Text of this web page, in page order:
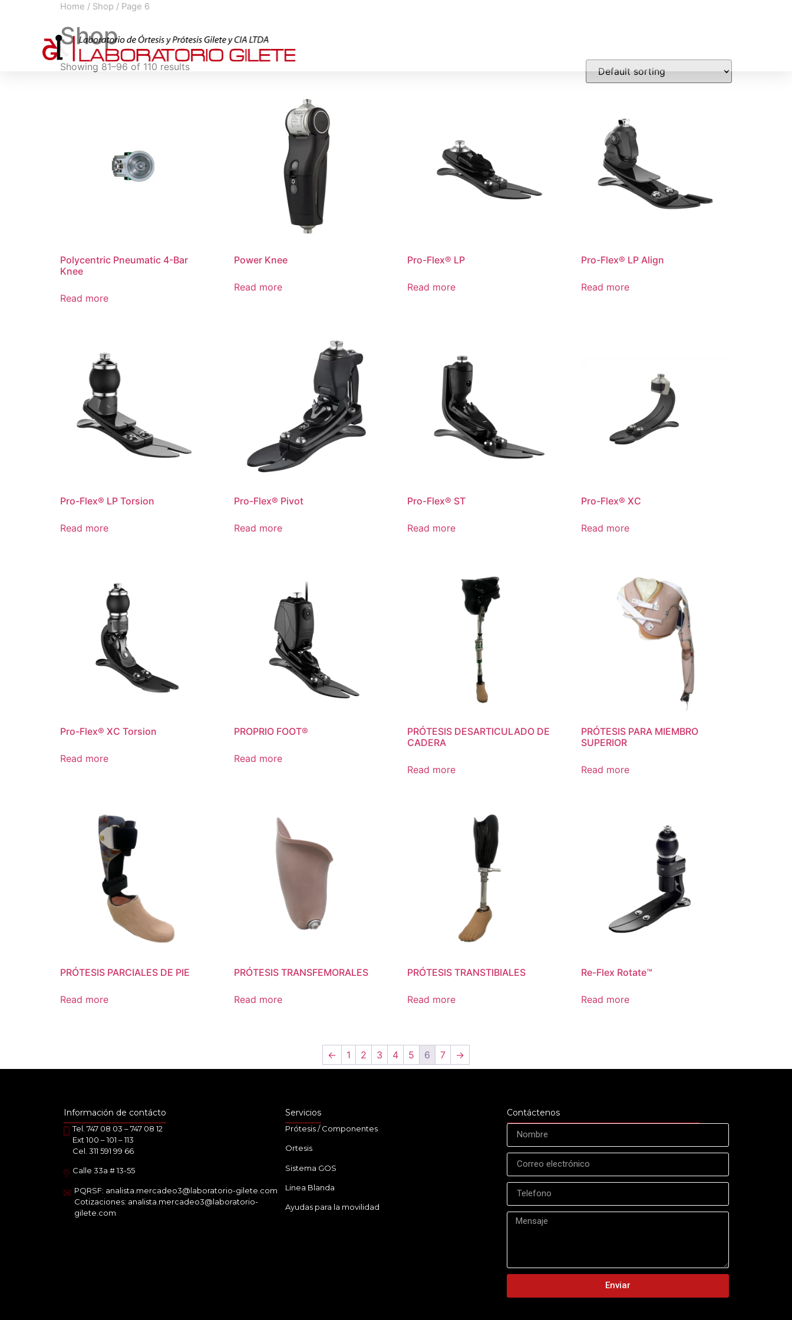
Home / Shop / Page 6
Shop
Showing 81–96 of 110 results
Polycentric Pneumatic 4-Bar
Knee
Read more
Power Knee
Read more
Pro-Flex® LP
Read more
Pro-Flex® LP Align
Read more
Pro-Flex® LP Torsion
Read more
Pro-Flex® Pivot
Read more
Pro-Flex® ST
Read more
Pro-Flex® XC
Read more
Pro-Flex® XC Torsion
Read more
PROPRIO FOOT®
Read more
PRÓTESIS DESARTICULADO DE
CADERA
Read more
PRÓTESIS PARA MIEMBRO
SUPERIOR
Read more
PRÓTESIS PARCIALES DE PIE
Read more
PRÓTESIS TRANSFEMORALES
Read more
PRÓTESIS TRANSTIBIALES
Read more
Re-Flex Rotate™
Read more
← 1 2 3 4 5 6 7 →
Información de contácto
Tel. 747 08 03 – 747 08 12
Ext 100 – 101 – 113
Cel. 311 591 99 66
Calle 33a # 13-55
PQRSF: analista.mercadeo3@laboratorio-gilete.com
Cotizaciones: analista.mercadeo3@laboratorio-
gilete.com
Servicios
Prótesis / Componentes
Ortesis
Sistema GOS
Linea Blanda
Ayudas para la movilidad
Contáctenos
Enviar